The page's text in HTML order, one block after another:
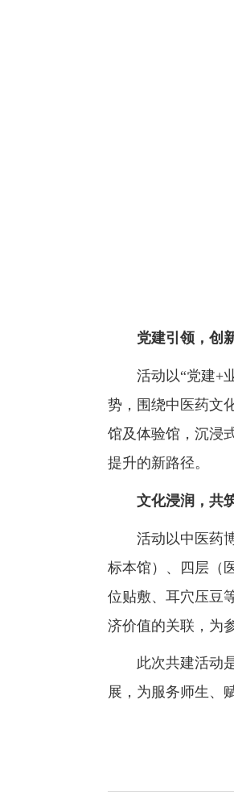
党建引领，创
活动以“党建+
势，围绕中医药文
馆及体验馆，沉浸
提升的新路径。
文化浸润，共
活动以中医药
标本馆）、四层（
位贴敷、耳穴压豆
济价值的关联，为
此次共建活动
展，为服务师生、